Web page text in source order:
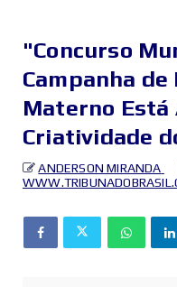
"Concurso
Campanha
Materno Está
Criatividade
ANDERSON MIRANDA